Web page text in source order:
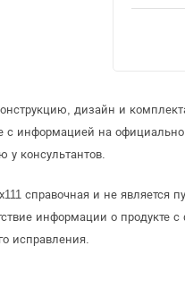
дизайн и
с информацией на
у консультантов.
справочная и не является
информации о продукте
исправления.